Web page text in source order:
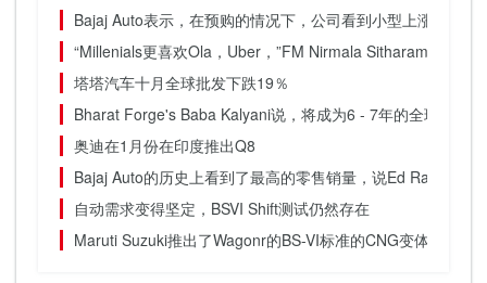
Bajaj Auto表示，在预购的情况下，公司看到小型上涨，商业
“Millenials更喜欢Ola，Uber，”FM Nirmala Sitharaman说，
塔塔汽车十月全球批发下跌19％
Bharat Forge's Baba Kalyani说，将成为6 - 7年的全球辩护
奥迪在1月份在印度推出Q8
Bajaj Auto的历史上看到了最高的零售销量，说Ed Rakesh
自动需求变得坚定，BSVI Shift测试仍然存在
Maruti Suzuki推出了Wagonr的BS-VI标准的CNG变体